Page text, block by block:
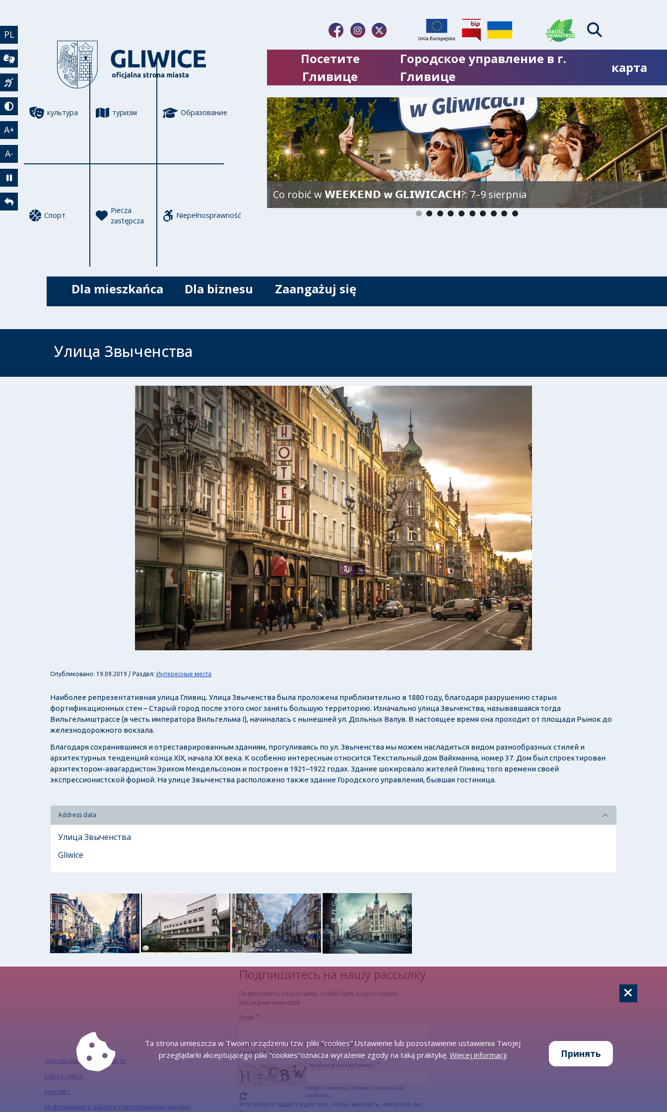
PL
Wideotłumacz
Język migowy
Tryb kontrastowy
A+
A-
Zatrzymaj animację
Powrót
Посетите
Гливице
Городское управление в г.
Гливице
карта
Co robić w 𝗪𝗘𝗘𝗞𝗘𝗡𝗗 𝘄 𝗚𝗟𝗜𝗪𝗜𝗖𝗔𝗖𝗛?: 7–9 sierpnia
культура туризм Образование
Спорт
Piecza
zastępcza
Niepełnosprawność
Dla mieszkańca Dla biznesu Zaangażuj się
Улица Звыченства
Опубликовано: 19.09.2019 / Раздел: Интересные места
Наиболее репрезентативная улица Гливиц. Улица Звыченства была проложена приблизительно в 1880 году, благодаря разрушению старых
фортификационных стен – Старый город после этого смог занять большую территорию. Изначально улица Звыченства, называвшаяся тогда
Вильгельмштрассе (в честь императора Вильгельма I), начиналась с нынешней ул. Дольных Валув. В настоящее время она проходит от площади Рынок до
железнодорожного вокзала.
Благодаря сохранившимся и отреставрированным зданиям, прогуливаясь по ул. Звыченства мы можем насладиться видом разнообразных стилей и
архитектурных тенденций конца XIX, начала XX века. К особенно интересным относится Текстильный дом Вайхманна, номер 37. Дом был спроектирован
архитектором-авагардистом Эрихом Мендельсоном и построен в 1921–1922 годах. Здание шокировало жителей Гливиц того времени своей
экспрессионистской формой. На улице Звыченства расположено также здание Городского управления, бывшая гостиница.
Address data
Улица Звыченства
Gliwice
Декларация доступности
карта сайта
контакт
Информация о защите персональных данных
Подпишитесь на нашу рассылку
Подпишитесь на рассылку, чтобы быть в курсе наших
последних новостей
Email
Адрес электронной почты подписчика.
CAPTCHA
Какой код на картинке?
Введите символы, которые показаны на
картинке.
Этот вопрос задается для того, чтобы выяснить, являетесь ли
Ta strona umieszcza w Twoim urządzeniu tzw. pliki "cookies".Ustawienie lub pozostawienie ustawienia Twojej
przeglądarki akceptującego pliki "cookies"oznacza wyrażenie zgody na taką praktykę. Więcej informacji Принять